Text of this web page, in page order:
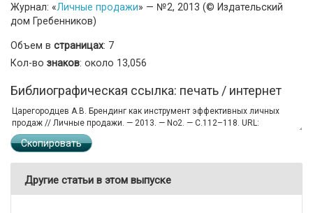
Журнал: «Личные продажи» — №2, 2013 (© Издательский
дом Гребенников)
Объем в страницах: 7
Кол-во знаков: около 13,056
Библиографическая ссылка: печать / интернет
Скопировать
Другие статьи в этом выпуске